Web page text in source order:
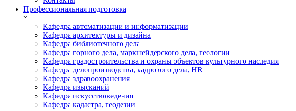
Профессиональная подготовка
Кафедра автоматизации и информатизации
Кафедра архитектуры и дизайна
Кафедра библиотечного дела
Кафедра горного дела, маркшейдерского дела, геологии
Кафедра градостроительства и охраны объектов культурного наследия
Кафедра делопроизводства, кадрового дела, HR
Кафедра здравоохранения
Кафедра изысканий
Кафедра искусствоведения
Кафедра кадастра, геодезии